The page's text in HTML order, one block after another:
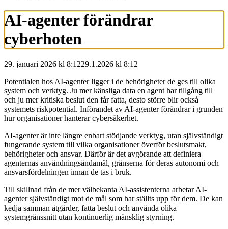
AI-agenter förändrar
cyberhoten
29. januari 2026 kl 8:1229.1.2026 kl 8:12
Potentialen hos AI-agenter ligger i de behörigheter de ges till olika
system och verktyg. Ju mer känsliga data en agent har tillgång till
och ju mer kritiska beslut den får fatta, desto större blir också
systemets riskpotential. Införandet av AI-agenter förändrar i grunden
hur organisationer hanterar cybersäkerhet.
AI-agenter är inte längre enbart stödjande verktyg, utan självständigt
fungerande system till vilka organisationer överför beslutsmakt,
behörigheter och ansvar. Därför är det avgörande att definiera
agenternas användningsändamål, gränserna för deras autonomi och
ansvarsfördelningen innan de tas i bruk.
Till skillnad från de mer välbekanta AI-assistenterna arbetar AI-
agenter självständigt mot de mål som har ställts upp för dem. De kan
kedja samman åtgärder, fatta beslut och använda olika
systemgränssnitt utan kontinuerlig mänsklig styrning.